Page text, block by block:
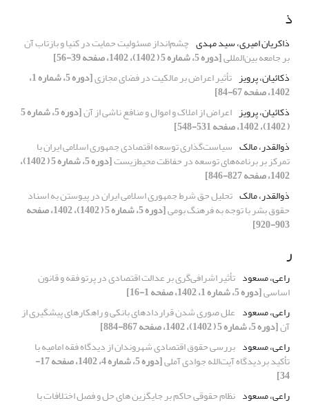
ذ
ذاکریان امیری، سید مهدی چشم‌انداز مسئولیت حمایت در کنیا و بازتاب آن
بر جامعه بین‌المللی[دوره 5، شماره 5 ( 1402)، 1402، صفحه 39-56]
ذکائیان، پرویز تأثیر اعراض بر مالکیت در فضای مجازی [دوره 5، شماره 1،
1402، صفحه 67-84]
ذکائیان، پرویز اعراض از املاک و اموال و منافع ناشی از آن [دوره 5، شماره 5
( 1402)، 1402، صفحه 531-548]
ذوالقدر، مالک سیاست‌گذاری توسعه اقتصادی جمهوری اسلامی ایران با
تمرکز بر برنامه‌های توسعه در حفاظت محیط‌زیست [دوره 5، شماره 5 ( 1402)،
1402، صفحه 827-846]
ذوالقدر، مالک تحلیل حق شرط جمهوری اسلامی ایران در پیوستن به اسناد
حقوق بشر با توجه به فرهنگ بومی [دوره 5، شماره 5 ( 1402)، 1402، صفحه
903-920]
ر
راعی، مسعود تأثیر اشرافی‌گری بر عدالت اقتصادی در پرتو فقه و قانون
اساسی[دوره 5، شماره 1، 1402، صفحه 1-16]
راعی، مسعود علل صوری شدن قراردادهای بانکی و راهکارهای پیشگیری از
آن[دوره 5، شماره 5 ( 1402)، 1402، صفحه 867-884]
راعی، مسعود بررسی حقوق اقتصادی شهروندان از دیدگاه فقه امامیه با
تأکید بردیدگاه آیت‌الله جوادی آملی [دوره 5، شماره 4، 1402، صفحه 17-
34]
راعی، مسعود نظام حقوقی حاکم بر جایگزین های حل و فصل اختلافات با